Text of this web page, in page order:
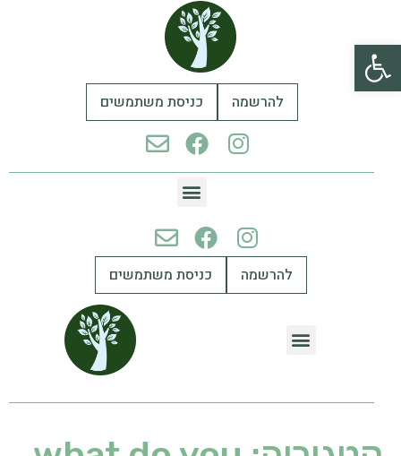
פתח סרגל נגישות
להרשמה כניסת משתמשים
להרשמה כניסת משתמשים